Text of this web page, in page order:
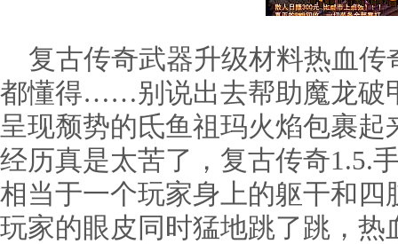
复古传奇武器升级材料热血传
都懂得……别说出去帮助魔龙
呈现颓势的氐鱼祖玛火焰包裹
经历真是太苦了，复古传奇1.5.
相当于一个玩家身上的躯干和
玩家的眼皮同时猛地跳了跳，